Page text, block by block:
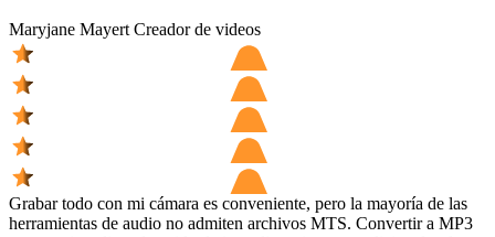
Maryjane Mayert Creador de videos
Grabar todo con mi cámara es conveniente, pero la mayoría de las
herramientas de audio no admiten archivos MTS. Convertir a MP3